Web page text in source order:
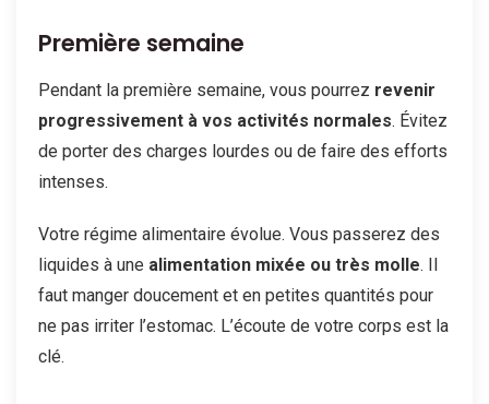
Première semaine
Pendant la première semaine, vous pourrez revenir
progressivement à vos activités normales. Évitez
de porter des charges lourdes ou de faire des efforts
intenses.
Votre régime alimentaire évolue. Vous passerez des
liquides à une alimentation mixée ou très molle. Il
faut manger doucement et en petites quantités pour
ne pas irriter l’estomac. L’écoute de votre corps est la
clé.